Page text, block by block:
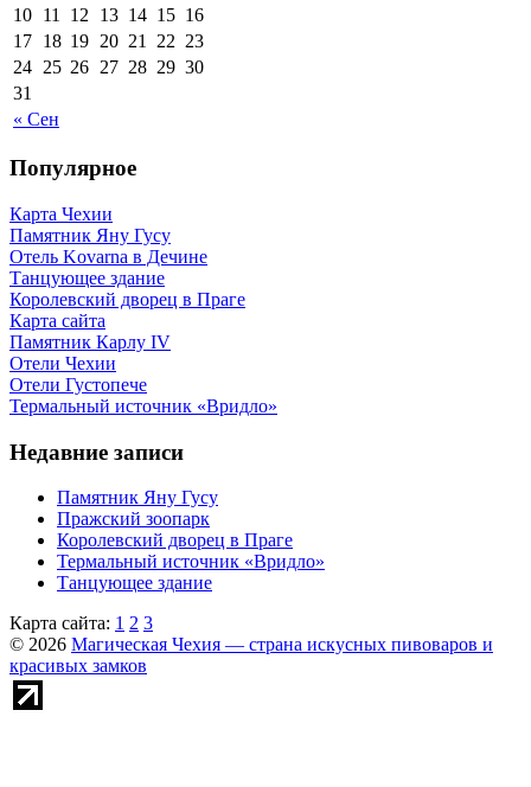
« Сен
10 11 12 13 14 15 16
17 18 19 20 21 22 23
24 25 26 27 28 29 30
31
Популярное
Карта Чехии
Памятник Яну Гусу
Отель Kovarna в Дечине
Танцующее здание
Королевский дворец в Праге
Карта сайта
Памятник Карлу IV
Отели Чехии
Отели Густопече
Термальный источник «Вридло»
Недавние записи
Памятник Яну Гусу
Пражский зоопарк
Королевский дворец в Праге
Термальный источник «Вридло»
Танцующее здание
Карта сайта: 1 2 3
© 2026 Магическая Чехия — страна искусных пивоваров и
красивых замков